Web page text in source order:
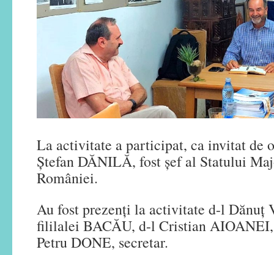
La activitate a participat, ca invitat de
Ștefan DĂNILĂ, fost șef al Statului
României.
Au fost prezenți la activitate d-l Dănuț
fililalei BACĂU, d-l Cristian
Petru DONE, secretar.